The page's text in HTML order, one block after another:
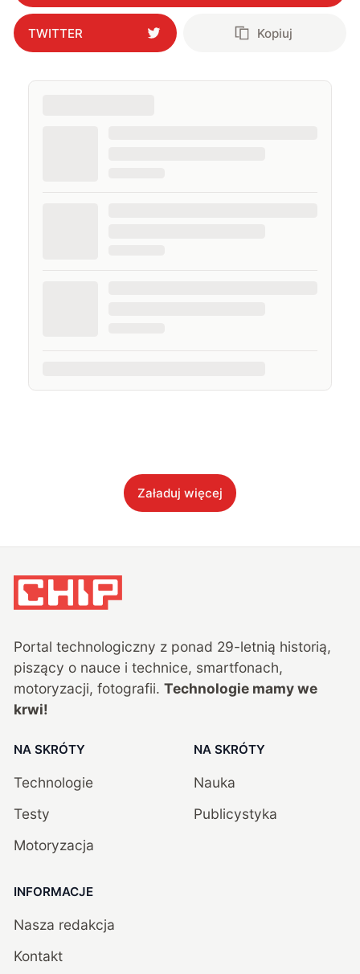
TWITTER Kopiuj
Załaduj więcej
Portal technologiczny z ponad 29-letnią historią,
piszący o nauce i technice, smartfonach,
motoryzacji, fotografii. Technologie mamy we
krwi!
NA SKRÓTY
Technologie
Testy
Motoryzacja
NA SKRÓTY
Nauka
Publicystyka
INFORMACJE
Nasza redakcja
Kontakt